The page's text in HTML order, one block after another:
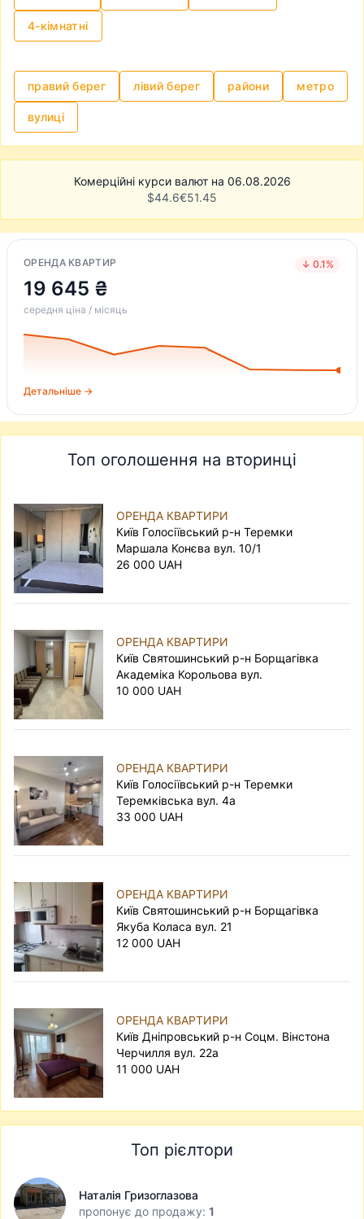
4-кімнатні
правий берег лівий берег райони метро
вулиці
Комерційні курси валют на 06.08.2026
$44.6€51.45
ОРЕНДА КВАРТИР ↓ 0.1%
19 645 ₴
середня ціна / місяць
Детальніше →
Топ оголошення на вторинці
ОРЕНДА КВАРТИРИ
Київ Голосіївський р-н Теремки
Маршала Конєва вул. 10/1
26 000 UAH
ОРЕНДА КВАРТИРИ
Київ Святошинський р-н Борщагівка
Академіка Корольова вул.
10 000 UAH
ОРЕНДА КВАРТИРИ
Київ Голосіївський р-н Теремки
Теремківська вул. 4а
33 000 UAH
ОРЕНДА КВАРТИРИ
Київ Святошинський р-н Борщагівка
Якуба Коласа вул. 21
12 000 UAH
ОРЕНДА КВАРТИРИ
Київ Дніпровський р-н Соцм. Вінстона
Черчилля вул. 22а
11 000 UAH
Топ рієлтори
Наталія Гризоглазова
пропонує до продажу: 1